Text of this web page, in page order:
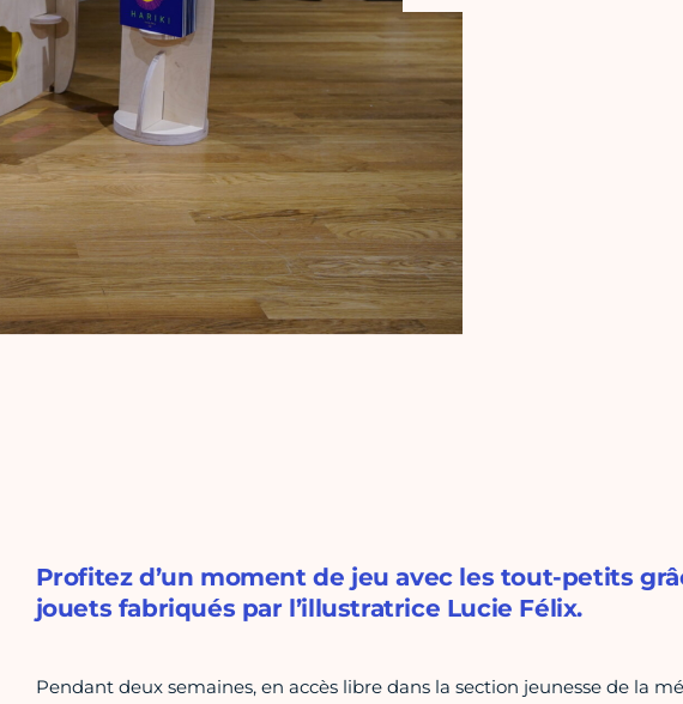
Profitez d’un moment de jeu avec les tout-petits
jouets fabriqués par l’illustratrice Lucie Félix.
Pendant deux semaines, en accès libre dans la section jeunesse de la